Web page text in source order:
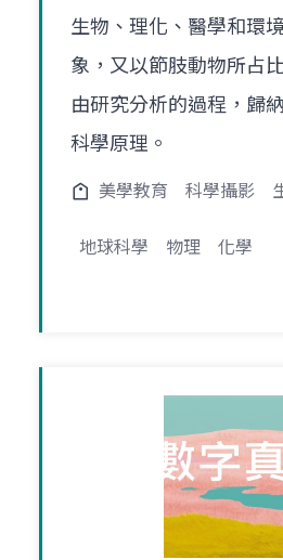
生物、理化、醫學和環
象，又以節肢動物所占
由研究分析的過程，歸
科學原理。
美學教育 科學攝影
地球科學 物理 化學